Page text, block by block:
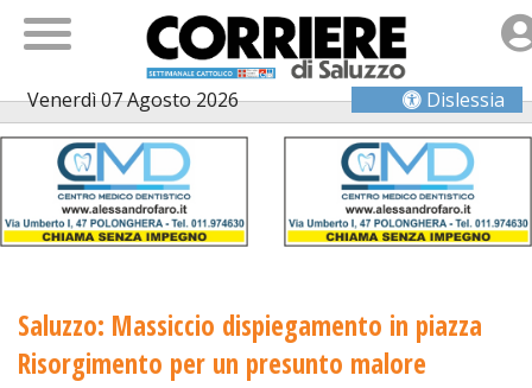
Venerdì 07 Agosto 2026 Dislessia
Saluzzo: Massiccio dispiegamento in piazza
Risorgimento per un presunto malore